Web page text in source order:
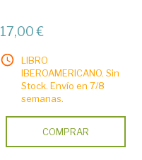
17,00 €
LIBRO
IBEROAMERICANO. Sin
Stock. Envío en 7/8
semanas.
COMPRAR